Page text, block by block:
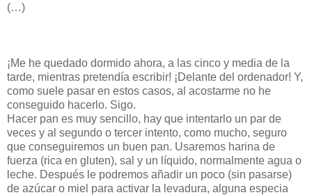
(…)
¡Me he quedado dormido ahora, a las cinco y media de la
tarde, mientras pretendía escribir! ¡Delante del ordenador! Y,
como suele pasar en estos casos, al acostarme no he
conseguido hacerlo. Sigo.
Hacer pan es muy sencillo, hay que intentarlo un par de
veces y al segundo o tercer intento, como mucho, seguro
que conseguiremos un buen pan. Usaremos harina de
fuerza (rica en gluten), sal y un líquido, normalmente agua o
leche. Después le podremos añadir un poco (sin pasarse)
de azúcar o miel para activar la levadura, alguna especia